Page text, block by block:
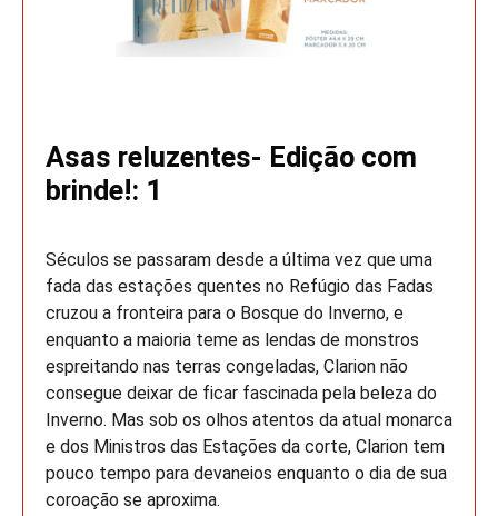
Asas reluzentes- Edição com
brinde!: 1
Séculos se passaram desde a última vez que uma
fada das estações quentes no Refúgio das Fadas
cruzou a fronteira para o Bosque do Inverno, e
enquanto a maioria teme as lendas de monstros
espreitando nas terras congeladas, Clarion não
consegue deixar de ficar fascinada pela beleza do
Inverno. Mas sob os olhos atentos da atual monarca
e dos Ministros das Estações da corte, Clarion tem
pouco tempo para devaneios enquanto o dia de sua
coroação se aproxima.